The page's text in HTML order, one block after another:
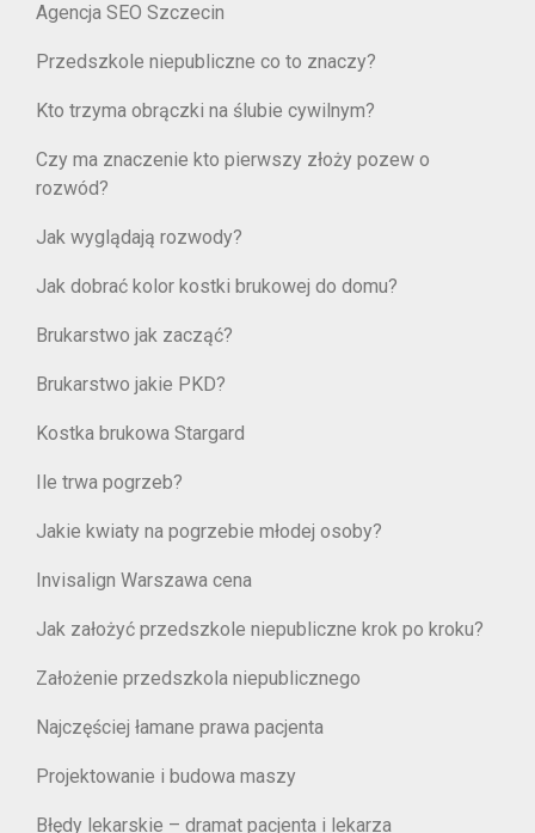
Agencja SEO Szczecin
Przedszkole niepubliczne co to znaczy?
Kto trzyma obrączki na ślubie cywilnym?
Czy ma znaczenie kto pierwszy złoży pozew o
rozwód?
Jak wyglądają rozwody?
Jak dobrać kolor kostki brukowej do domu?
Brukarstwo jak zacząć?
Brukarstwo jakie PKD?
Kostka brukowa Stargard
Ile trwa pogrzeb?
Jakie kwiaty na pogrzebie młodej osoby?
Invisalign Warszawa cena
Jak założyć przedszkole niepubliczne krok po kroku?
Założenie przedszkola niepublicznego
Najczęściej łamane prawa pacjenta
Projektowanie i budowa maszy
Błędy lekarskie – dramat pacjenta i lekarza